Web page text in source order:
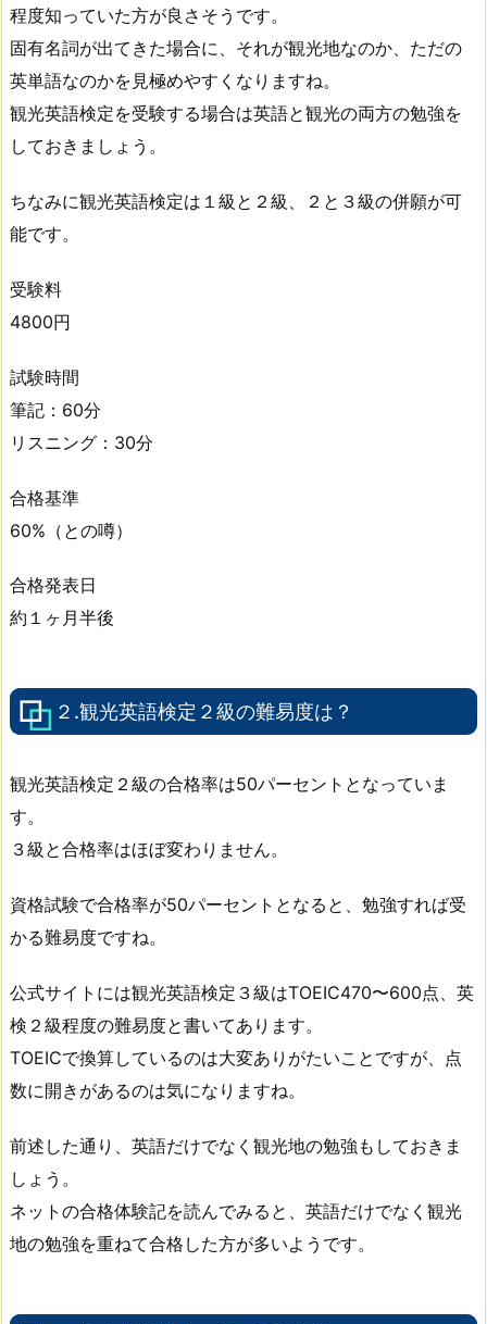
程度知っていた方が良さそうです。
固有名詞が出てきた場合に、それが観光地なのか、ただの
英単語なのかを見極めやすくなりますね。
観光英語検定を受験する場合は英語と観光の両方の勉強を
しておきましょう。
ちなみに観光英語検定は１級と２級、２と３級の併願が可
能です。
受験料
4800円
試験時間
筆記：60分
リスニング：30分
合格基準
60%（との噂）
合格発表日
約１ヶ月半後
２.観光英語検定２級の難易度は？
観光英語検定２級の合格率は50パーセントとなっていま
す。
３級と合格率はほぼ変わりません。
資格試験で合格率が50パーセントとなると、勉強すれば受
かる難易度ですね。
公式サイトには観光英語検定３級はTOEIC470〜600点、英
検２級程度の難易度と書いてあります。
TOEICで換算しているのは大変ありがたいことですが、点
数に開きがあるのは気になりますね。
前述した通り、英語だけでなく観光地の勉強もしておきま
しょう。
ネットの合格体験記を読んでみると、英語だけでなく観光
地の勉強を重ねて合格した方が多いようです。